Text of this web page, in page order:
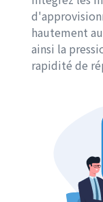
hautement
ainsi la
rapidité de